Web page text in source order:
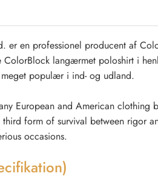
er en professionel producent af
ColorBlock langærmet poloshirt i
populær i ind- og udland.
European and American clothing
form of survival between rigor
occasions.